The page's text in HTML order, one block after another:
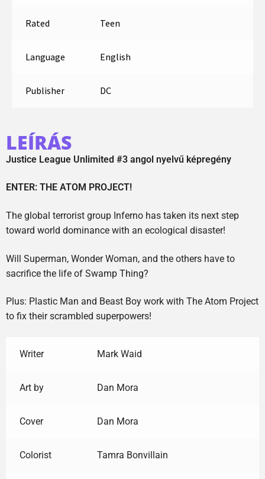
Rated Teen
Language English
Publisher DC
LEÍRÁS
Justice League Unlimited #3 angol nyelvű képregény
ENTER: THE ATOM PROJECT!
The global terrorist group Inferno has taken its next step
toward world dominance with an ecological disaster!
Will Superman, Wonder Woman, and the others have to
sacrifice the life of Swamp Thing?
Plus: Plastic Man and Beast Boy work with The Atom Project
to fix their scrambled superpowers!
Writer Mark Waid
Art by Dan Mora
Cover Dan Mora
Colorist Tamra Bonvillain